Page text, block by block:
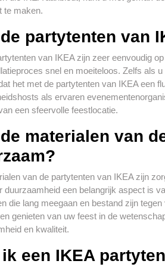
te maken.
partytenten van
van IKEA zijn zeer eenvoudig
snel en moeiteloos. Zelfs als
het met de partytenten van IKEA een
als ervaren
een sfeervolle feestlocatie.
materialen van
van de partytenten van IKEA zijn
duurzaamheid een belangrijk aspect is
die lang meegaan en bestand zijn
genieten van uw feest in de
en kwaliteit.
een IKEA